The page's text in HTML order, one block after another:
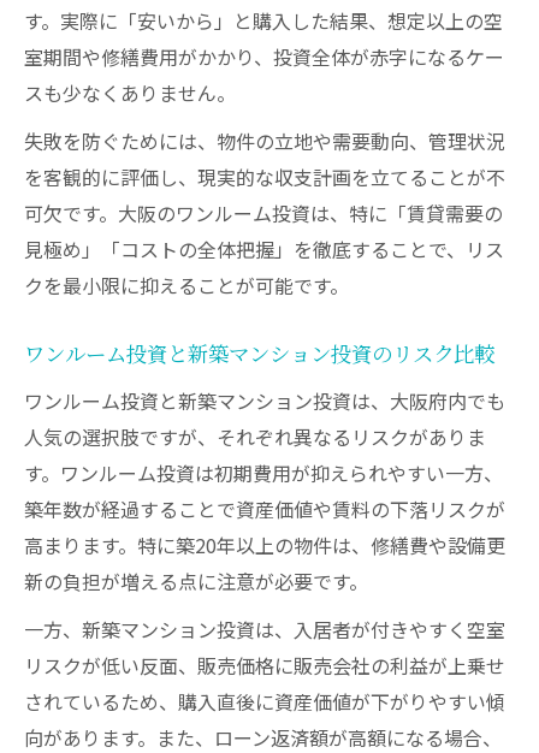
す。実際に「安いから」と購入した結果、想定以上の空
室期間や修繕費用がかかり、投資全体が赤字になるケー
スも少なくありません。
失敗を防ぐためには、物件の立地や需要動向、管理状況
を客観的に評価し、現実的な収支計画を立てることが不
可欠です。大阪のワンルーム投資は、特に「賃貸需要の
見極め」「コストの全体把握」を徹底することで、リス
クを最小限に抑えることが可能です。
ワンルーム投資と新築マンション投資のリスク比較
ワンルーム投資と新築マンション投資は、大阪府内でも
人気の選択肢ですが、それぞれ異なるリスクがありま
す。ワンルーム投資は初期費用が抑えられやすい一方、
築年数が経過することで資産価値や賃料の下落リスクが
高まります。特に築20年以上の物件は、修繕費や設備更
新の負担が増える点に注意が必要です。
一方、新築マンション投資は、入居者が付きやすく空室
リスクが低い反面、販売価格に販売会社の利益が上乗せ
されているため、購入直後に資産価値が下がりやすい傾
向があります。また、ローン返済額が高額になる場合、